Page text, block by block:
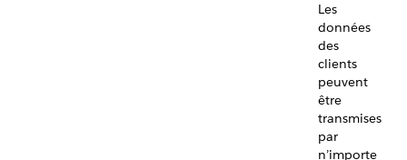
Les
données
des
clients
peuvent
être
transmises
par
n’importe